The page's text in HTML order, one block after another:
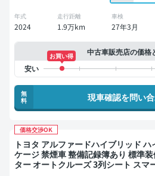
年式
2024
走行距離
1.9万km
車検
27年3月
中古車販売店の価格
お買い得
無
料
現車確認を問い
価格交渉OK
トヨタ アルファードハイブリッド
ケージ 禁煙車 整備記録簿あり 標準装備ナビ TV 後席モニ
ター オートクルーズ 3列シート スマ